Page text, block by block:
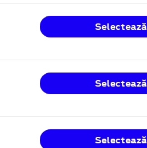
Selectează
Selectează
Selectează